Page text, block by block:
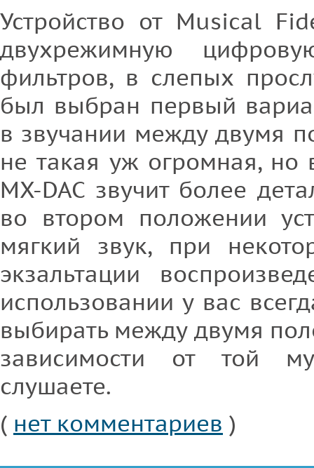
Устройство от Musical
двухрежимную
фильтров, в слепых
был выбран первый
в звучании между двумя
не такая уж огромная,
MX-DAC звучит более
во втором положении
мягкий звук, при
экзальтации
использовании у вас
выбирать между двумя
зависимости от той
слушаете.
( нет комментариев )